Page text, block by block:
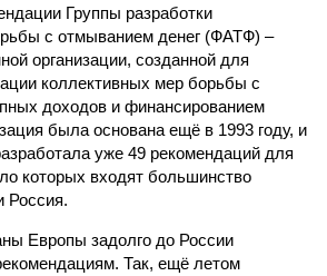
Группы разработки
с отмыванием денег (ФАТФ) –
организации, созданной для
коллективных мер борьбы с
доходов и финансированием
была основана ещё в 1993 году, и
уже 49 рекомендаций для
которых входят большинство
Россия.
Европы задолго до России
Так, ещё летом